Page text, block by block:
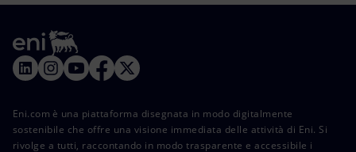
Eni.com è una piattaforma disegnata in modo digitalmente
sostenibile che offre una visione immediata delle attività di Eni. Si
rivolge a tutti, raccontando in modo trasparente e accessibile i